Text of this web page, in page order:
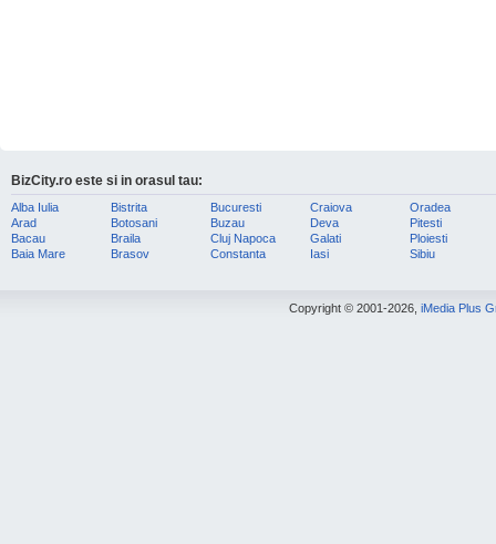
BizCity.ro este si in orasul tau:
Alba Iulia
Arad
Bacau
Baia Mare
Bistrita
Botosani
Braila
Brasov
Bucuresti
Buzau
Cluj Napoca
Constanta
Craiova
Deva
Galati
Iasi
Oradea
Pitesti
Ploiesti
Sibiu
Copyright © 2001-2026, iMedia Plus